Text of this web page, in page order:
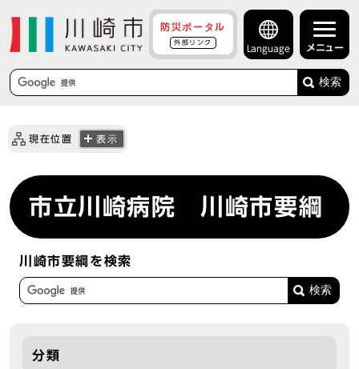
防災ポータル
外部リンク
Language メニュー
検索
現在位置 表示
市立川崎病院 川崎市要綱
川崎市要綱を検索
分類